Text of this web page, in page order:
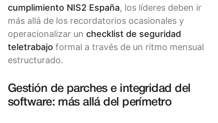
cumplimiento NIS2 España, los líderes deben ir
más allá de los recordatorios ocasionales y
operacionalizar un checklist de seguridad
teletrabajo formal a través de un ritmo mensual
estructurado.
Gestión de parches e integridad del
software: más allá del perímetro